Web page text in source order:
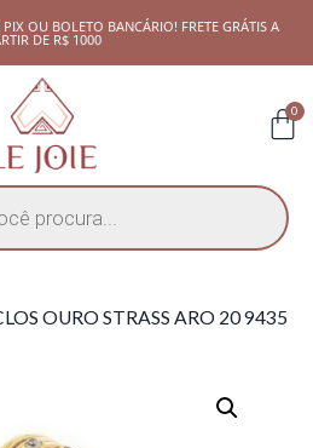
OU BOLETO BANCÁRIO! FRETE GRÁTIS A
DE R$ 1000
0
OURO STRASS ARO 20 9435